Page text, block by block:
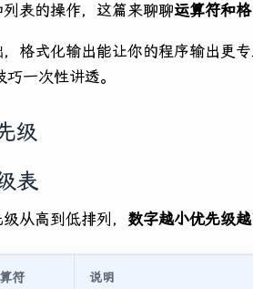
表的操作，这篇来聊聊运算符和
格式化输出能让你的程序输出更
一次性讲透。
级
表
从高到低排列， 数字越小优先级
符 说明